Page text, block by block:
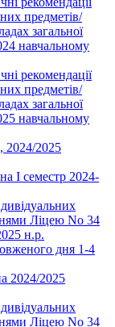
предметів/
загальної
навчальному
рекомендації
предметів/
загальної
навчальному
2024/2025
І семестр 2024-
Ліцею No 34
н.р.
дня 1-4
2024/2025
Ліцею No 34